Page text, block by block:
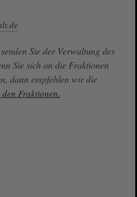
Sie der Verwaltung des
Sie sich an die Fraktionen
dann empfehlen wir die
Fraktionen.